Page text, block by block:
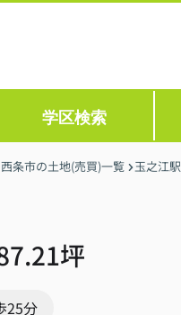
学区検索
西条市の土地(売買)一覧 玉之江駅
坪
25分